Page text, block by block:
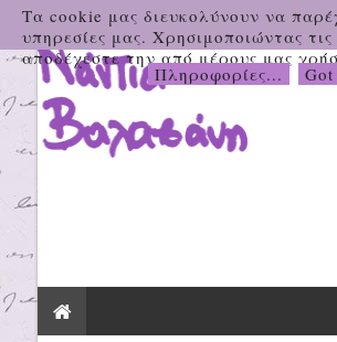
Τα cookie μας διευκολύνουν να
υπηρεσίες μας. Χρησιμοποιώντας
αποδέχεστε την από μέρους μας
Πληροφορίες...